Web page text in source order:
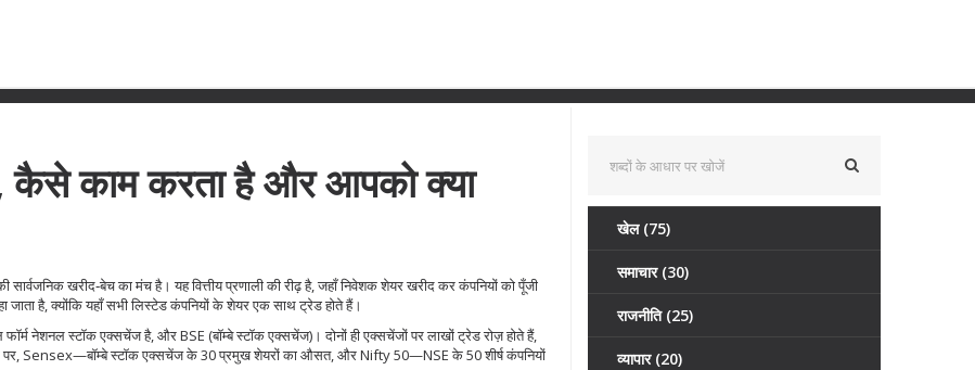
कैसे काम करता है और आपको क्या
खरीद‑बेच का मंच है। यह वित्तीय प्रणाली की रीढ़ है, जहाँ निवेशक शेयर खरीद कर कंपनियों को पूँजी
जाता है, क्योंकि यहाँ सभी लिस्टेड कंपनियों के शेयर एक साथ ट्रेड होते हैं।
फॉर्म नेशनल स्टॉक एक्सचेंज है, औरBSE (बॉम्बे स्टॉक एक्सचेंज) । दोनों ही एक्सचेंजों पर लाखों ट्रेड रोज़ होते हैं,
Sensex—बॉम्बे स्टॉक एक्सचेंज के 30 प्रमुख शेयरों का औसत, औरNifty 50—NSE के 50 शीर्ष कंपनियों
खेल (75)
समाचार (30)
राजनीति (25)
व्यापार (20)